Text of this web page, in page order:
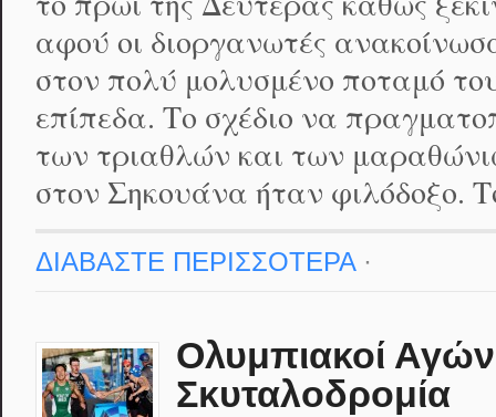
αφού οι διοργανωτές
στον πολύ μολυσμένο ποταμό
επίπεδα. Το σχέδιο να
των τριαθλών και των
στον Σηκουάνα ήταν φιλόδοξο.
ΔΙΑΒΑΣΤΕ ΠΕΡΙΣΣΟΤΕΡΑ·
Ολυμπιακοί
Σκυταλοδρομία